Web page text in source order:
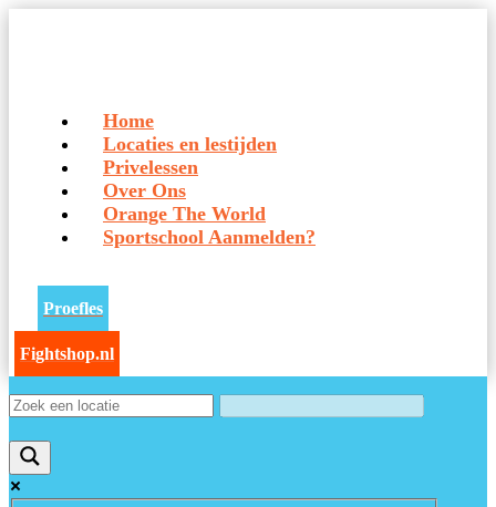
Home
Locaties en lestijden
Privelessen
Over Ons
Orange The World
Sportschool Aanmelden?
Proefles
Fightshop.nl